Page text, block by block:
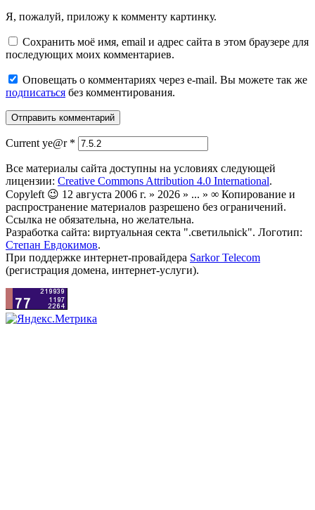
Я, пожалуй, приложу к комменту картинку.
Сохранить моё имя, email и адрес сайта в этом браузере для
последующих моих комментариев.
Оповещать о комментариях через e-mail. Вы можете так же
подписаться без комментирования.
Current ye@r *
Все материалы сайта доступны на условиях следующей
лицензии: Creative Commons Attribution 4.0 International.
Copyleft 😉 12 августа 2006 г. » 2026 » ... » ∞ Копирование и
распространение материалов разрешено без ограничений.
Ссылка не обязательна, но желательна.
Разработка сайта: виртуальная секта ".светильnick". Логотип:
Степан Евдокимов.
При поддержке интернет-провайдера Sarkor Telecom
(регистрация домена, интернет-услуги).